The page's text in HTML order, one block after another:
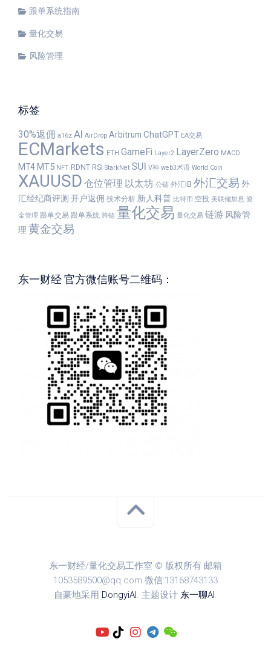
跟单系统指南
量化交易
风险管理
标签
30%返佣 a16z AI AirDrop Arbitrum ChatGPT EA交易
ECMarkets ETH GameFi Layer2 LayerZero MACD
MT4MT5 NFT RDNT RSI StarkNet SUI V神 web3术语 World Coin
XAUUSD 仓位管理 以太坊 公链 外汇IB 外汇交易 外
汇经纪商评测 开户返佣 技术分析 新人科普 比特币 空投 美联储加息 资
金管理 跟单交易 跟单系统 跨链 量化交易 量化交易 链游 风险管
理 黄金交易
东一财经 官方微信账号二维码：
东一财经/量化交易工作室 © 版权所有 邮箱
1053589500@qq.com 微信:13168743133
自豪地采用 DongyiAI. 主题设计 东一聊AI.